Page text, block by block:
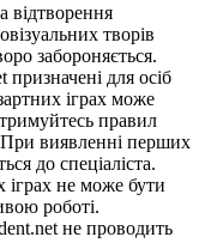
відтворення
творів
забороняється.
для осіб
іграх може
правил
При виявленні перших
до спеціаліста.
іграх не може бути
роботі.
не проводить